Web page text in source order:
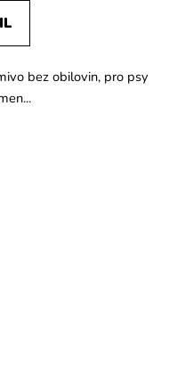
bez obilovin, pro psy